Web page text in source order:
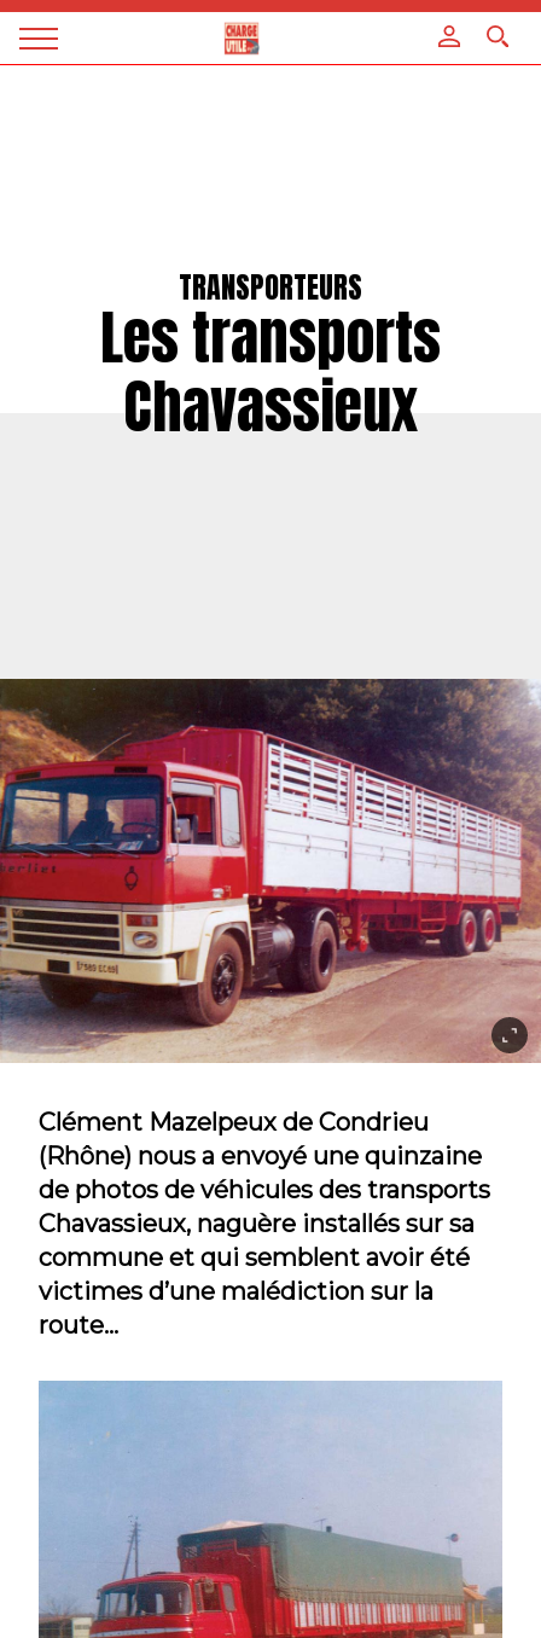
Magazine
TRANSPORTEURS
Les transports
Chavassieux
Clément Mazelpeux de Condrieu
(Rhône) nous a envoyé une quinzaine
de photos de véhicules des transports
Chavassieux, naguère installés sur sa
commune et qui semblent avoir été
victimes d’une malédiction sur la
route…
Panneau de gestion des cookies